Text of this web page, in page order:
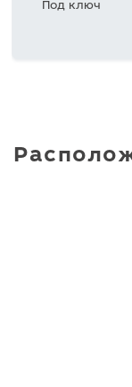
версии Ski
Под ключ